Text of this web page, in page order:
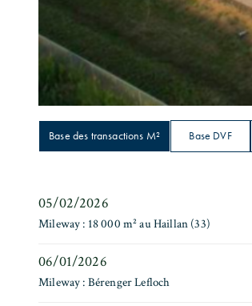
Base des transactions M² Base DVF
05/02/2026
Mileway : 18 000 m² au Haillan (33)
06/01/2026
Mileway : Bérenger Lefloch